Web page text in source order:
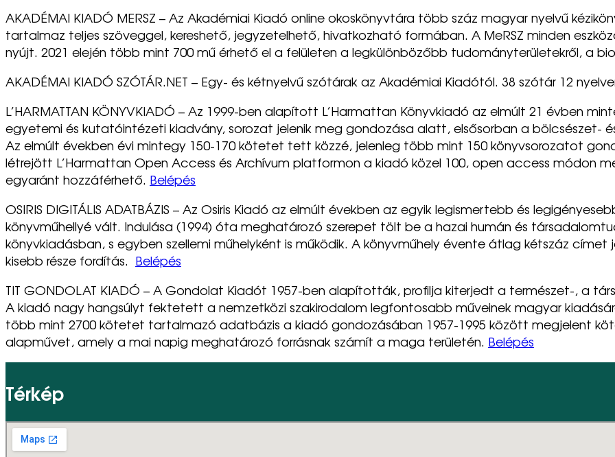
AKADÉMAI KIADÓ MERSZ – Az Akadémiai Kiadó online okoskönyvtára több száz magyar nyelvű
tartalmaz teljes szöveggel, kereshető, jegyzetelhető, hivatkozható formában. A MeRSZ minden
nyújt. 2021 elején több mint 700 mű érhető el a felületen a legkülönbözőbb tudományterületekről, a
AKADÉMAI KIADÓ SZÓTÁR.NET – Egy- és kétnyelvű szótárak az Akadémiai Kiadótól. 38 szótár 12
L’HARMATTAN KÖNYVKIADÓ – Az 1999-ben alapított L’Harmattan Könyvkiadó az elmúlt 21 évben
egyetemi és kutatóintézeti kiadvány, sorozat jelenik meg gondozása alatt, elsősorban a bölcsészet-
Az elmúlt években évi mintegy 150-170 kötetet tett közzé, jelenleg több mint 150 könyvsorozatot
létrejött L’Harmattan Open Access és Archívum platformon a kiadó közel 100, open access módon
egyaránt hozzáférhető. Belépés
OSIRIS DIGITÁLIS ADATBÁZIS – Az Osiris Kiadó az elmúlt években az egyik legismertebb és
könyvműhellyé vált. Indulása (1994) óta meghatározó szerepet tölt be a hazai humán és
könyvkiadásban, s egyben szellemi műhelyként is működik. A könyvműhely évente átlag kétszáz
kisebb része fordítás. Belépés
TIT GONDOLAT KIADÓ – A Gondolat Kiadót 1957-ben alapították, profilja kiterjedt a természet-, a
A kiadó nagy hangsúlyt fektetett a nemzetközi szakirodalom legfontosabb műveinek magyar
több mint 2700 kötetet tartalmazó adatbázis a kiadó gondozásában 1957-1995 között megjelent
alapművet, amely a mai napig meghatározó forrásnak számít a maga területén. Belépés
Térkép